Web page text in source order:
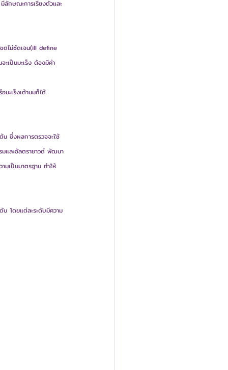
ลักษณะการเรียงตัวและ
ตไม่ชัดเจน(ill define
เป็นมะเร็ง ต้องมีคำ
ะเร็งเต้านมก็ได้
น ซึ่งผลการตรวจจะใช้
มและอัลตราซาวด์ พัฒนา
มเป็นมาตรฐาน ทำให้
โดยแต่ละระดับมีความ